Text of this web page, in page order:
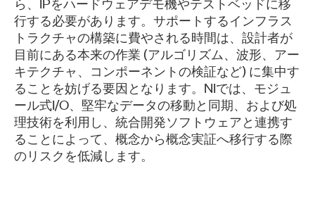
行する必要があります。サポートするインフラス
トラクチャの構築に費やされる時間は、設計者が
目前にある本来の作業 (アルゴリズム、波形、アー
キテクチャ、コンポーネントの検証など) に集中す
ることを妨げる要因となります。NIでは、モジュ
ール式I/O、堅牢なデータの移動と同期、および処
理技術を利用し、統合開発ソフトウェアと連携す
ることによって、概念から概念実証へ移行する際
のリスクを低減します。